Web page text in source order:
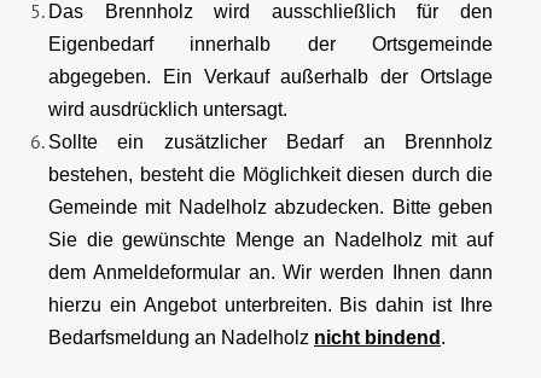
Das Brennholz wird ausschließlich für den
Eigenbedarf innerhalb der Ortsgemeinde
abgegeben. Ein Verkauf außerhalb der Ortslage
wird ausdrücklich untersagt.
Sollte ein zusätzlicher Bedarf an Brennholz
bestehen, besteht die Möglichkeit diesen durch die
Gemeinde mit Nadelholz abzudecken. Bitte geben
Sie die gewünschte Menge an Nadelholz mit auf
dem Anmeldeformular an. Wir werden Ihnen dann
hierzu ein Angebot unterbreiten. Bis dahin ist Ihre
Bedarfsmeldung an Nadelholz nicht bindend .